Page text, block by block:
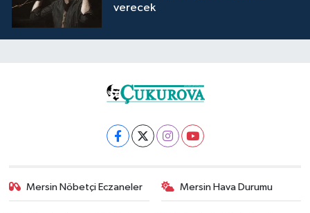
verecek
Mersin Nöbetçi Eczaneler Mersin Hava Durumu